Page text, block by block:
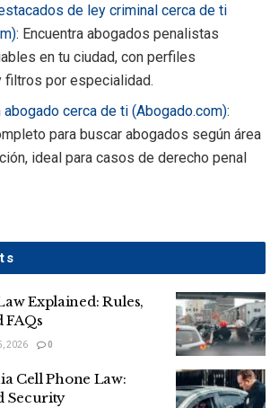
de ley criminal cerca de ti
): Encuentra abogados penalistas
en tu ciudad, con perfiles
filtros por especialidad.
abogado cerca de ti (Abogado.com):
para buscar abogados según área
ideal para casos de derecho penal
Explained: Rules,
FAQs
2026 0
Cell Phone Law:
Security